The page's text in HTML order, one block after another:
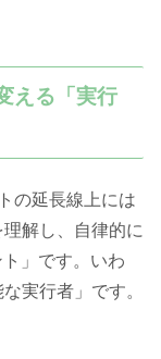
える「実行
の延長線上には
解し、自律的に
」です。いわ
実行者」です。